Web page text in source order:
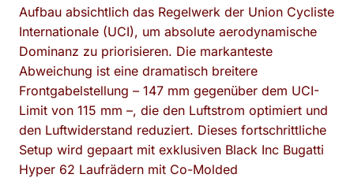
Aufbau absichtlich das Regelwerk der Union Cycliste
Internationale (UCI), um absolute aerodynamische
Dominanz zu priorisieren. Die markanteste
Abweichung ist eine dramatisch breitere
Frontgabelstellung – 147 mm gegenüber dem UCI-
Limit von 115 mm –, die den Luftstrom optimiert und
den Luftwiderstand reduziert. Dieses fortschrittliche
Setup wird gepaart mit exklusiven Black Inc Bugatti
Hyper 62 Laufrädern mit Co-Molded